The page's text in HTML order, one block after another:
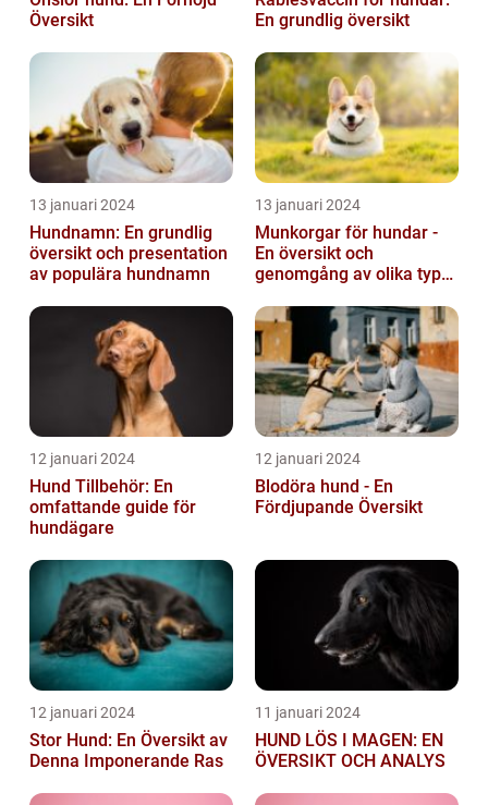
Översikt
En grundlig översikt
13 januari 2024
Hundnamn: En grundlig
översikt och presentation
av populära hundnamn
13 januari 2024
Munkorgar för hundar -
En översikt och
genomgång av olika typer
och nackde...
12 januari 2024
Hund Tillbehör: En
omfattande guide för
hundägare
12 januari 2024
Blodöra hund - En
Fördjupande Översikt
12 januari 2024
Stor Hund: En Översikt av
Denna Imponerande Ras
11 januari 2024
HUND LÖS I MAGEN: EN
ÖVERSIKT OCH ANALYS